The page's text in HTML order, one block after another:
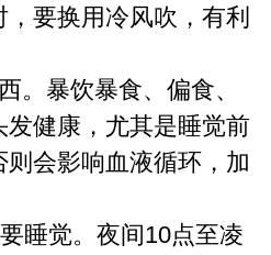
要换用冷风吹，有利
暴饮暴食、偏食、
健康，尤其是睡觉前
会影响血液循环，加
觉。夜间10点至凌